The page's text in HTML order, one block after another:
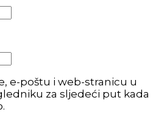
e-poštu i web-stranicu u
za sljedeći put kada